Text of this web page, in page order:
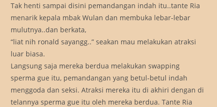
Tak henti sampai disini pemandangan indah itu..tante Ria
menarik kepala mbak Wulan dan membuka lebar-lebar
mulutnya..dan berkata,
“liat nih ronald sayangg..” seakan mau melakukan atraksi
luar biasa.
Langsung saja mereka berdua melakukan swapping
sperma gue itu, pemandangan yang betul-betul indah
menggoda dan seksi. Atraksi mereka itu di akhiri dengan di
telannya sperma gue itu oleh mereka berdua. Tante Ria